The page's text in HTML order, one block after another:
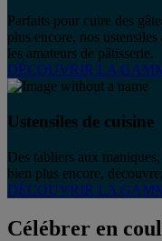
Parfaits pour cuire des
plus encore, nos
les amateurs de pâtisserie.
DÉCOUVRIR LA
Ustensiles de cuisine
Des tabliers aux
bien plus encore,
DÉCOUVRIR LA
Célébrer en